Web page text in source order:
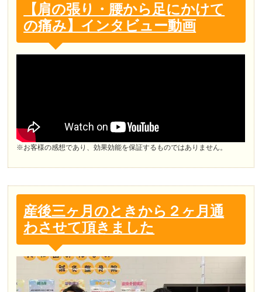
【肩の張り・腰から足にかけて
の痛み】インタビュー動画
※お客様の感想であり、効果効能を保証するものではありません。
産後三ヶ月のときから２ヶ月通
わさせて頂きました